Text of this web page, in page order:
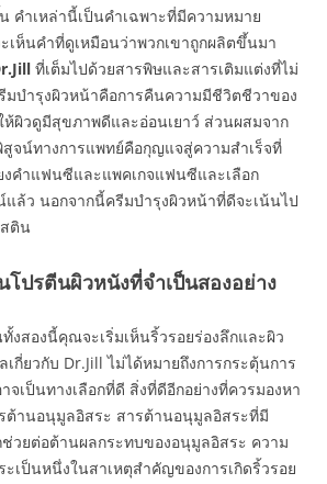
คำเหล่านี้เป็นคำเฉพาะที่มีความหมาย
เห็นคำที่ดูเหมือนว่าพวกเขาถูกผลิตขึ้นมา
ที่เต็มไปด้วยสารพิษและสารเติมแต่งที่ไม่
มบำรุงผิวหน้าคือการคืนความมีชีวิตชีวาของ
ผิวดูมีสุขภาพดีและอ่อนเยาว์ ส่วนผสมจาก
จน์ทางการแพทย์คือกุญแจสู่ความสำเร็จที่
คำแฟนซีและแพคเกจแฟนซีและเลือก
ล้ว นอกจากนี้ครีมบำรุงผิวหน้าที่ดีจะเน้นไป
ติน
โปรตีนผิวหนังที่จำเป็นสองอย่าง
งสองนี้คุณจะเริ่มเห็นริ้วรอยร่องลึกและผิว
กี่ยวกับ Dr.Jill ไม่ได้หมายถึงการกระตุ้นการ
จเป็นทางเลือกที่ดี สิ่งที่ดีอีกอย่างที่ควรมองหา
ต้านอนุมูลอิสระ สารต้านอนุมูลอิสระที่มี
วยต่อต้านผลกระทบของอนุมูลอิสระ ความ
ะเป็นหนึ่งในสาเหตุสำคัญของการเกิดริ้วรอย